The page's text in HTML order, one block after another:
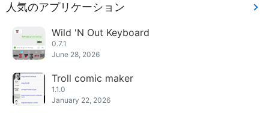
人気のアプリケーション
Wild 'N Out Keyboard
0.7.1
June 28, 2026
Troll comic maker
1.1.0
January 22, 2026